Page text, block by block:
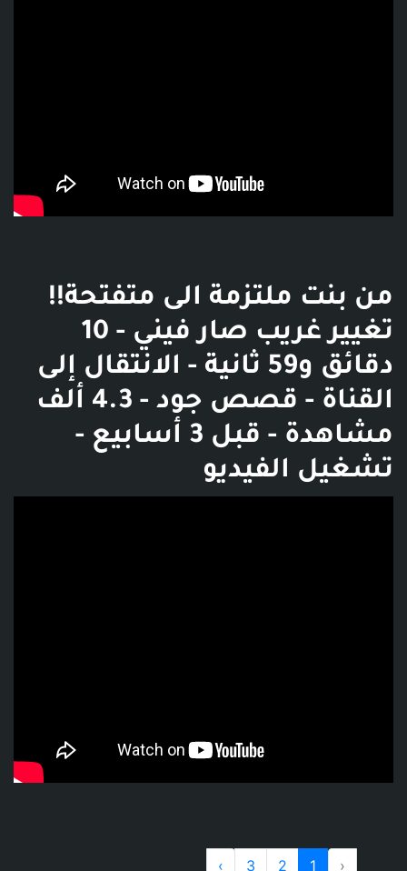
من بنت ملتزمة الى متفتحة!!
تغيير غريب صار فيني - 10
دقائق و59 ثانية - الانتقال إلى
القناة - قصص جود - 4.3 ألف
مشاهدة - قبل 3 أسابيع -
تشغيل الفيديو
‹
1
2
3
›